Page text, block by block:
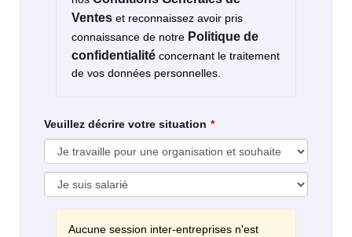
Ventes et reconnaissez avoir pris
connaissance de notre Politique de
confidentialité concernant le traitement
de vos données personnelles.
Veuillez décrire votre situation
Aucune session inter-entreprises n'est